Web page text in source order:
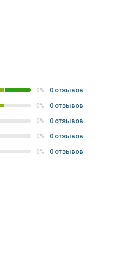
0% 0 отзывов
0% 0 отзывов
0% 0 отзывов
0% 0 отзывов
0% 0 отзывов